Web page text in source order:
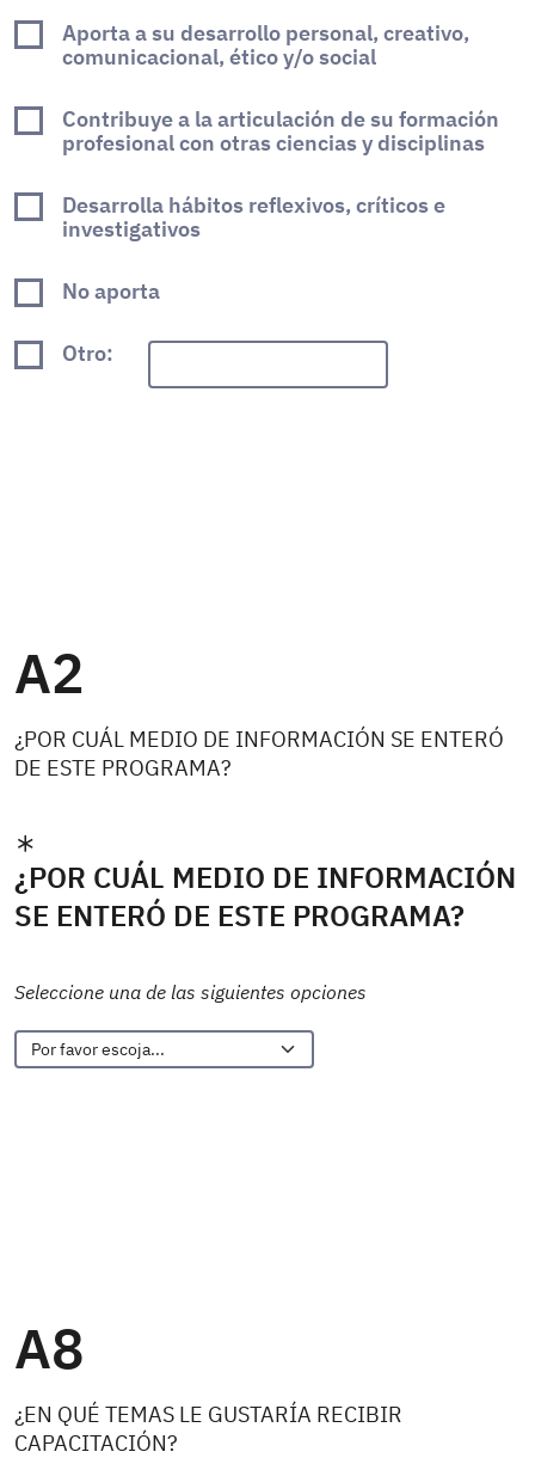
Aporta a su desarrollo personal, creativo,
comunicacional, ético y/o social
Contribuye a la articulación de su formación
profesional con otras ciencias y disciplinas
Desarrolla hábitos reflexivos, críticos e
investigativos
No aporta
Otro:
A2
¿POR CUÁL MEDIO DE INFORMACIÓN SE ENTERÓ
DE ESTE PROGRAMA?
¿POR CUÁL MEDIO DE INFORMACIÓN
SE ENTERÓ DE ESTE PROGRAMA?
Seleccione una de las siguientes opciones
A8
¿EN QUÉ TEMAS LE GUSTARÍA RECIBIR
CAPACITACIÓN?